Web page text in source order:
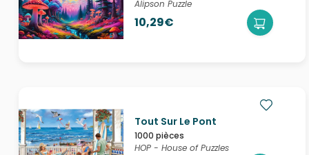
Alipson Puzzle
10,29€
Tout Sur Le Pont
1000 pièces
HOP - House of Puzzles